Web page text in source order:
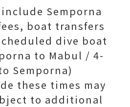
Semporna
boat transfers
dive boat
to Mabul / 4-
Semporna)
these times may
to additional